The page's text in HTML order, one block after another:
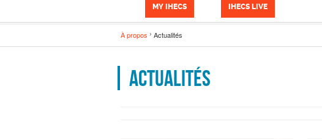
MY IHECS IHECS LIVE
À propos Actualités
Actualités